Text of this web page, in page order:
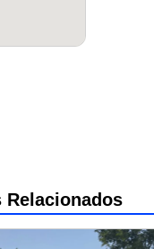
Relacionados